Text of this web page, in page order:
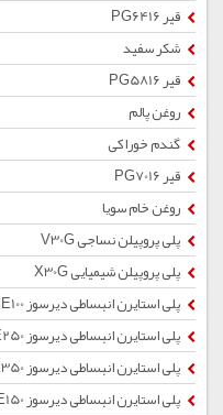
قیر PG6416
شکر سفید
قیر PG5816
روغن پالم
گندم خوراکی
قیر PG7016
روغن خام سویا
پلی پروپیلن نساجی V30G
پلی پروپیلن شیمیایی X30G
پلی استایرن انبساطی دیرسوز SE100
پلی استایرن انبساطی دیرسوز SE250
پلی استایرن انبساطی دیرسوز SE350
پلی استایرن انبساطی دیرسوز SE150